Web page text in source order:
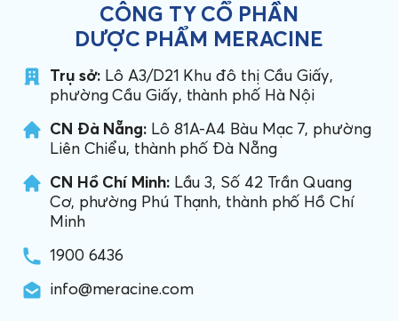
CÔNG TY CỔ PHẦN
DƯỢC PHẨM MERACINE
Trụ sở: Lô A3/D21 Khu đô thị Cầu Giấy,
phường Cầu Giấy, thành phố Hà Nội
CN Đà Nẵng: Lô 81A-A4 Bàu Mạc 7, phường
Liên Chiểu, thành phố Đà Nẵng
CN Hồ Chí Minh:Lầu 3, Số 42 Trần Quang
Cơ, phường Phú Thạnh, thành phố Hồ Chí
Minh
1900 6436
info@meracine.com